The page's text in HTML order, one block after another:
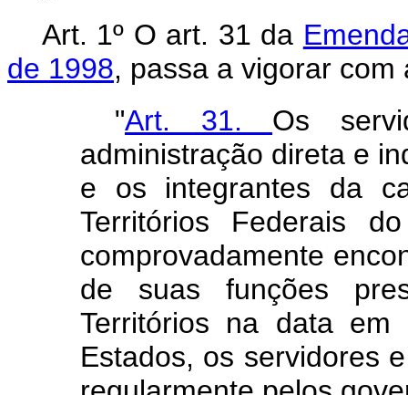
Art. 1º O art. 31 da
de 1998, passa a vigorar
"Art. 31. Os
administração direta e
e os integrantes da
Territórios Federais
comprovadamente
de suas funções
Territórios na data em
Estados, os servidores